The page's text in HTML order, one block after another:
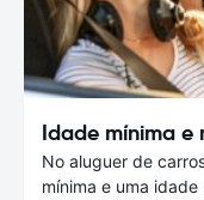
Idade mínima e
No aluguer de
mínima e uma